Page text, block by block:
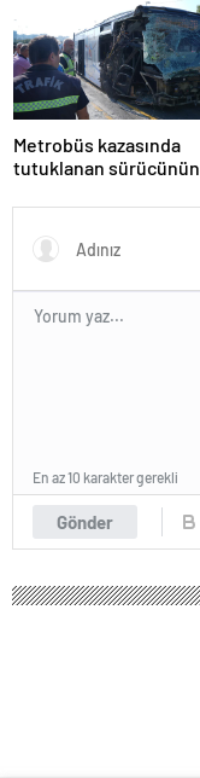
Metrobüs kazasında
tutuklanan sürücünün
Gönder
En az 10 karakter gerekli